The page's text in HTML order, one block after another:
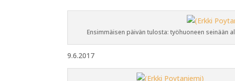
Ensimmäisen päivän tulosta: työhuoneen seinään
9.6.2017